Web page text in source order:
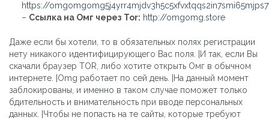
https://
– Ссылка на Омг через Tor: http://omgomg.store
Даже если бы хотели, то в обязательных полях регистрации
нету никакого идентифицирующего Вас поля. |И так, если Вы
скачали браузер TOR, либо хотите открыть Омг в обычном
интернете. |Omg работает по сей день. |На данный момент
заблокированы, и именно в таком случае поможет только
бдительность и внимательность при вводе персональных
данных. |Чтобы не попасть на те сайты, которые требуют